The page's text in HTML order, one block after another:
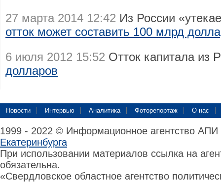
27 марта 2014 12:42 Из России
отток может составить 100 млрд
6 июля 2012 15:52 Отток капитала из
долларов
Новости Интервью Аналитика Фоторепортаж О нас
1999 - 2022 © Информационное агентство
Екатеринбурга
При использовании материалов ссылка на
обязательна.
«Свердловское областное агентство